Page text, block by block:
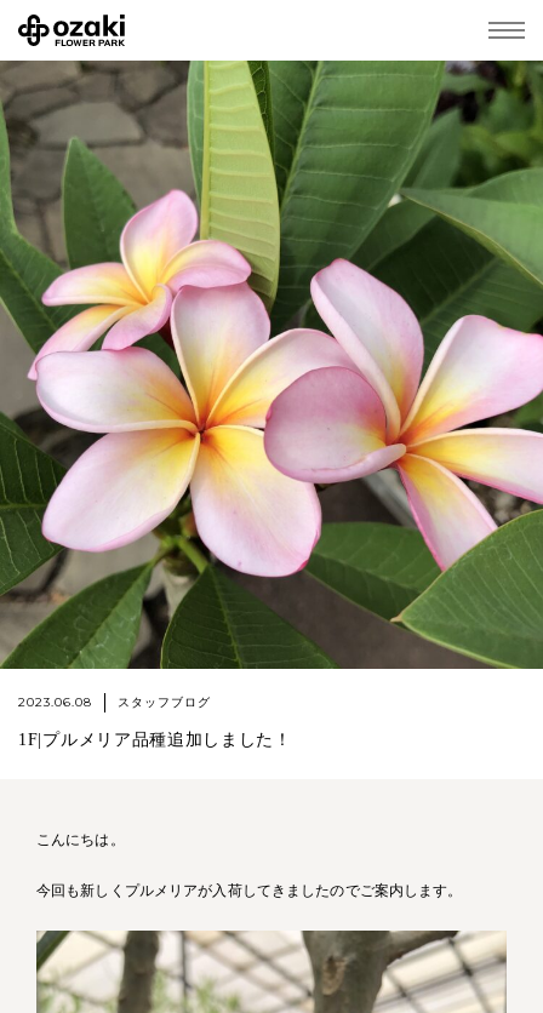
2023.06.08 スタッフブログ
1F|プルメリア品種追加しました！
こんにちは。
今回も新しくプルメリアが入荷してきましたのでご案内します。